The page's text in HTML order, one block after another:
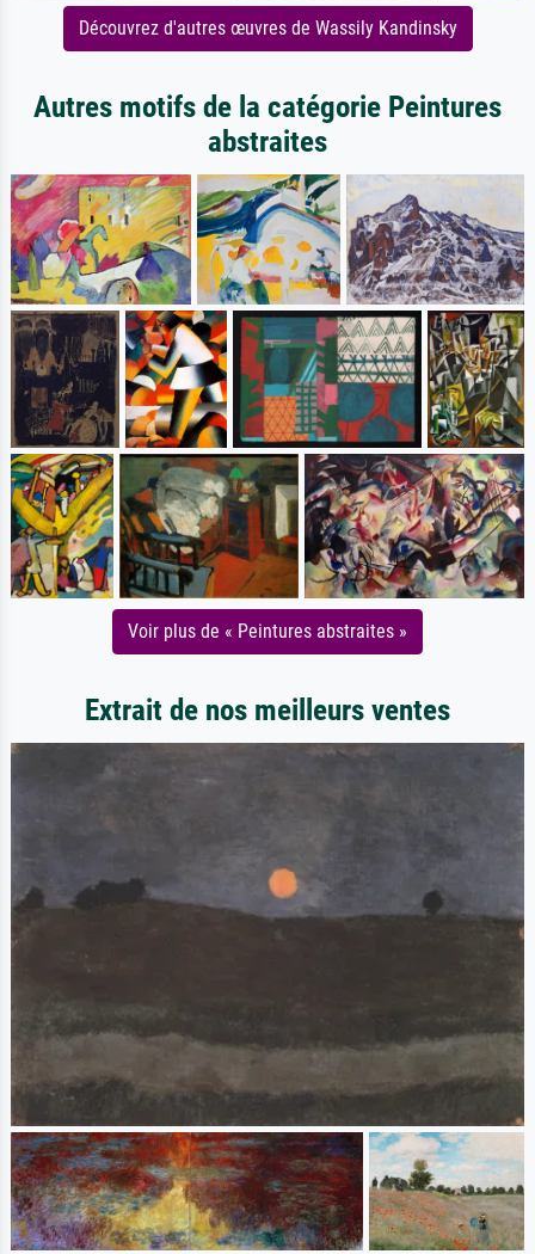
Découvrez d'autres œuvres de Wassily Kandinsky
Autres motifs de la catégorie Peintures
abstraites
Voir plus de « Peintures abstraites »
Extrait de nos meilleurs ventes